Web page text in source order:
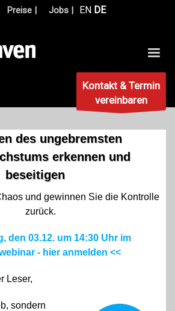
Preise | Jobs | EN DE
Kontakt & Termin
vereinbaren
des ungebremsten
erkennen und
beseitigen
und gewinnen Sie die Kontrolle
zurück.
den 03.12. um 14:30 Uhr im
- hier anmelden <<
Leser,
sondern